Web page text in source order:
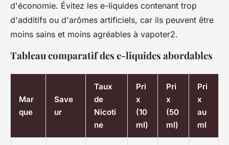
d'économie. Évitez les e-liquides contenant trop
d'additifs ou d'arômes artificiels, car ils peuvent être
moins sains et moins agréables à vapoter2.
Tableau comparatif des e-liquides abordables
Mar
que
Save
ur
Taux
de
Nicoti
ne
Pri
x
(10
ml)
Pri
x
(50
ml)
Pri
x
au
ml